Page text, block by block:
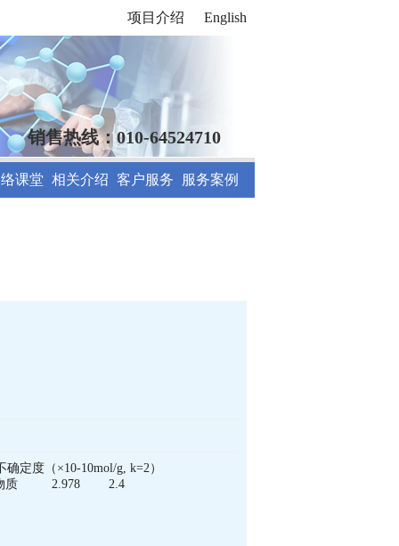
项目介绍 English
销售热线：010-64524710
课堂 相关介绍 客户服务 服务案例